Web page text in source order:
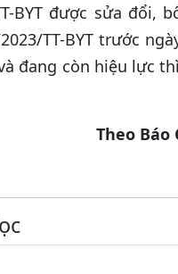
BYT được sửa đổi,
TT-BYT trước
đang còn hiệu lực
Theo Báo